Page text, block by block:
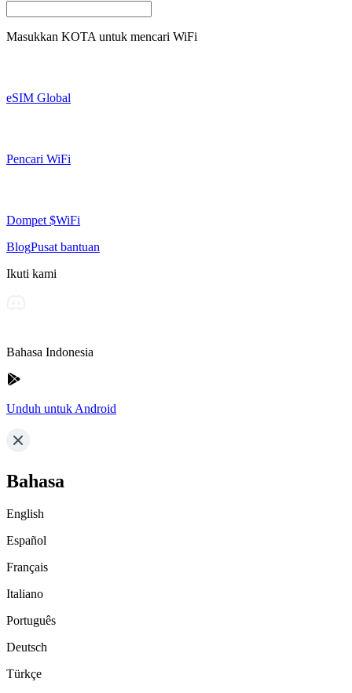
Masukkan KOTA untuk mencari WiFi
eSIM Global
Pencari WiFi
Dompet $WiFi
BlogPusat bantuan
Ikuti kami
Bahasa Indonesia
Unduh untuk Android
Bahasa
English
Español
Français
Italiano
Português
Deutsch
Türkçe